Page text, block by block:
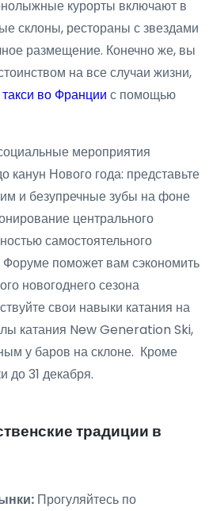
курорты включают в
склоны, рестораны с звездами
размещение. Конечно же, вы
на все случаи жизни,
во Франции с помощью
мероприятия
канун Нового года: представьте
и безупречные зубы на фоне
центрального
самостоятельного
поможет вам сэкономить
новогоднего сезона
свои навыки катания на
катания New Generation Ski,
у баров на склоне. Кроме
до 31 декабря.
традиции в
Прогуляйтесь по